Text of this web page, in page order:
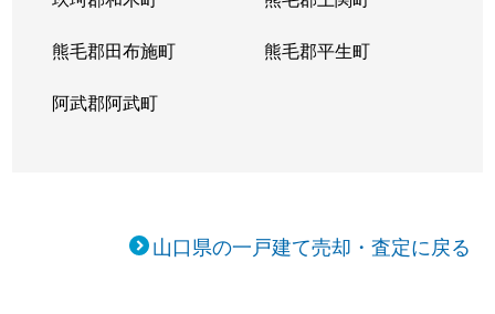
熊毛郡田布施町 熊毛郡平生町
阿武郡阿武町
山口県の一戸建て売却・査定に戻る